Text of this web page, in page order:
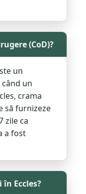
(CoD)?
un
un
crama
să furnizeze
zile ca
a fost
Eccles?